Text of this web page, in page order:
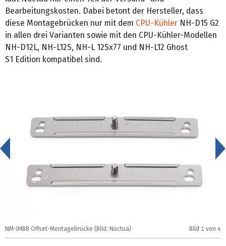
Bearbeitungskosten. Dabei betont der Hersteller, dass
diese Montagebrücken nur mit dem CPU-Kühler NH-D15 G2
in allen drei Varianten sowie mit den CPU-Kühler-Modellen
NH-D12L, NH-L12S, NH-L 12Sx77 und NH-L12 Ghost
S1 Edition kompatibel sind.
NM-IMB8 Offset-Montagebrücke (Bild: Noctua) Bild 1 von 4
<